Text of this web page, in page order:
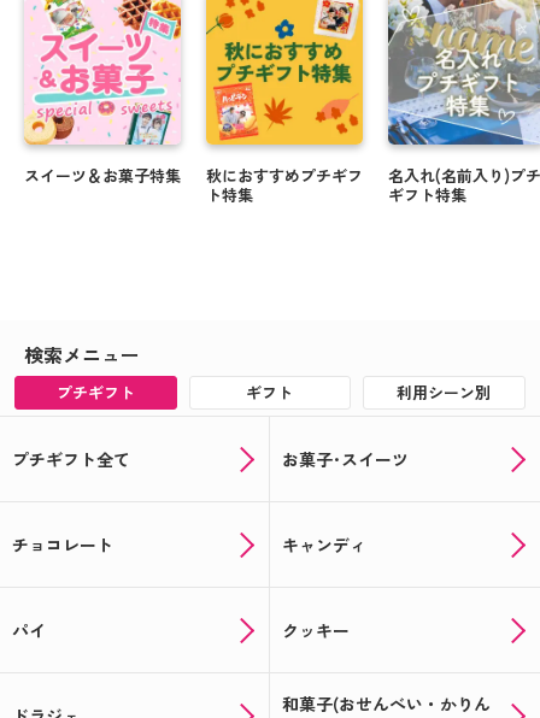
スイーツ＆お菓子特集
秋におすすめプチギフ
ト特集
名入れ(名前入り)プチ
ギフト特集
検索メニュー
プチギフト ギフト 利用シーン別
プチギフト全て お菓子･スイーツ
チョコレート キャンディ
パイ クッキー
和菓子(おせんべい・かりん